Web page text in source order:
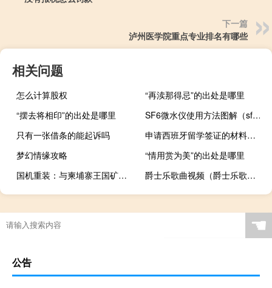
下一篇
泸州医学院重点专业排名有哪些
相关问题
怎么计算股权
“再渎那得忌”的出处是哪里
“摆去将相印”的出处是哪里
SF6微水仪使用方法图解（sf6微水仪）
只有一张借条的能起诉吗
申请西班牙留学签证的材料有哪些
梦幻情缘攻略
“情用赏为美”的出处是哪里
国机重装：与柬埔寨王国矿产和能源部签署谅解备忘录
爵士乐歌曲视频（爵士乐歌曲）
☚
公告